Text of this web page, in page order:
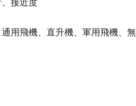
接近度
用飛機、直升機、軍用飛機、無